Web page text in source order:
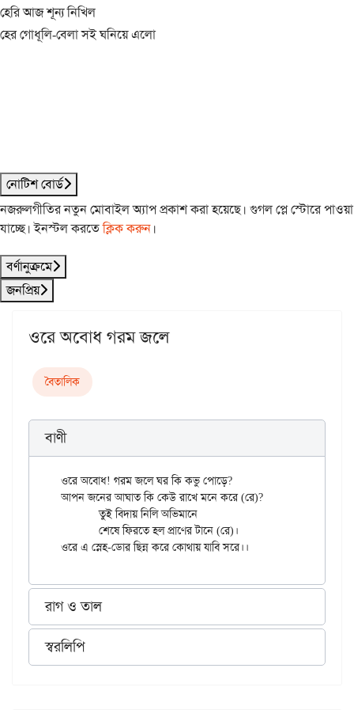
হেরি আজ শূন্য নিখিল
হের গোধূলি-বেলা সই ঘনিয়ে এলো
নোটিশ বোর্ড
নজরুলগীতির নতুন মোবাইল অ্যাপ প্রকাশ করা হয়েছে। গুগল প্লে স্টোরে পাওয়া
যাচ্ছে। ইনস্টল করতেক্লিক করুন।
বর্ণানুক্রমে
জনপ্রিয়
ওরে অবোধ গরম জলে
বৈতালিক
বাণী
ওরে অবোধ! গরম জলে ঘর কি কভু পোড়ে?
আপন জনের আঘাত কি কেউ রাখে মনে করে (রে)?
	তুই বিদায় নিলি অভিমানে
রাগ ও তাল
স্বরলিপি